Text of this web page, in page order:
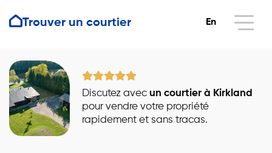
Trouver un courtier En
Discutez avec un courtier à Kirkland
pour vendre votre propriété
rapidement et sans tracas.